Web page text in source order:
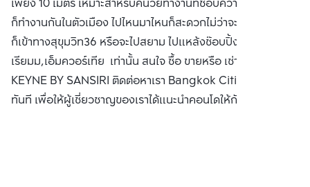
เพียง 10 เมตร เหมาะสำหรับคนวัยทำงานที่ชอบความสะดวกแล้ว
ก็ทำงานกันในตัวเมือง ไปไหนมาไหนก็สะดวกไม่ว่าจะเป็นพระราม4
ก็เข้าทางสุขุมวิท36 หรือจะไปสยาม ไปแหล้งช๊อบปิ้งอย่าง เอ็มโพ
เรียมม,เอ็มควอร์เทีย เท่านั้น สนใจ ซื้อ ขายหรือ เช่า คอนโด
KEYNE BY SANSIRI ติดต่อหาเรา Bangkok CitiSmart ได้
ทันที เพื่อให้ผู้เชี่ยวชาญของเราได้แนะนำคอนโดให้กับท่าน